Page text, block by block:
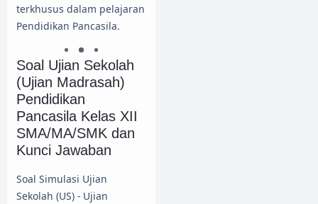
terkhusus dalam pelajaran
Pendidikan Pancasila.
Soal Ujian Sekolah
(Ujian Madrasah)
Pendidikan
Pancasila Kelas XII
SMA/MA/SMK dan
Kunci Jawaban
Soal Simulasi Ujian
Sekolah (US) - Ujian